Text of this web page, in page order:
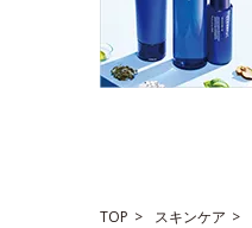
TOP スキンケア